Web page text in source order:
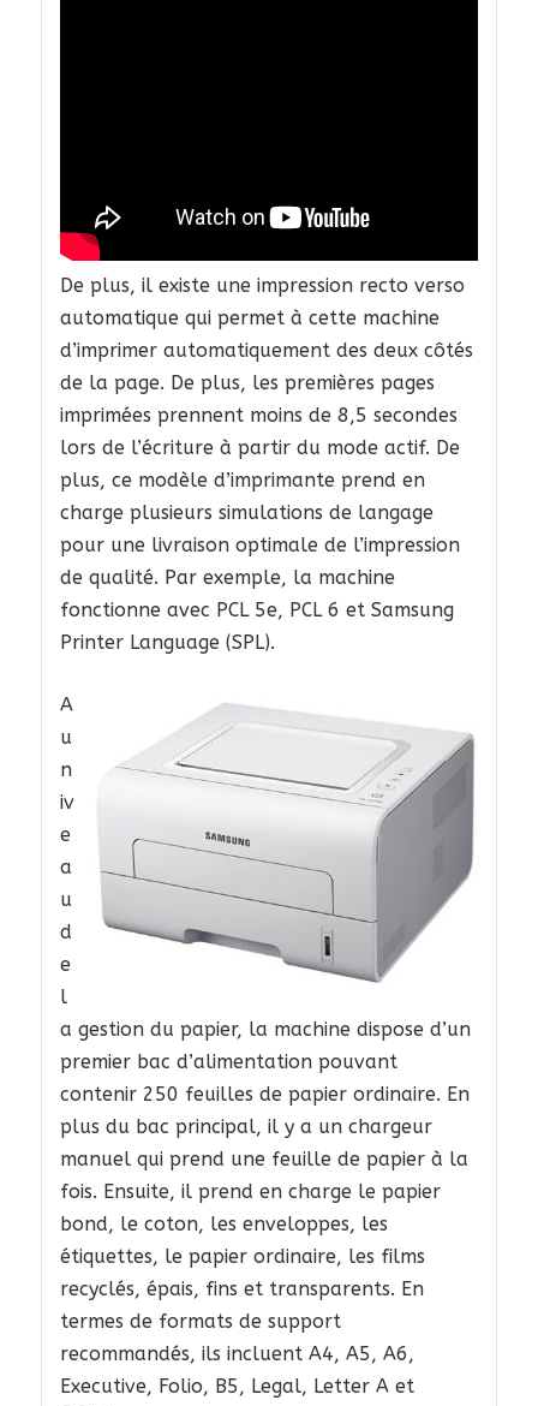
De plus, il existe une impression recto verso
automatique qui permet à cette machine
d’imprimer automatiquement des deux côtés
de la page. De plus, les premières pages
imprimées prennent moins de 8,5 secondes
lors de l’écriture à partir du mode actif. De
plus, ce modèle d’imprimante prend en
charge plusieurs simulations de langage
pour une livraison optimale de l’impression
de qualité. Par exemple, la machine
fonctionne avec PCL 5e, PCL 6 et Samsung
Printer Language (SPL).
A
u
n
iv
e
a
u
d
e
l
a gestion du papier, la machine dispose d’un
premier bac d’alimentation pouvant
contenir 250 feuilles de papier ordinaire. En
plus du bac principal, il y a un chargeur
manuel qui prend une feuille de papier à la
fois. Ensuite, il prend en charge le papier
bond, le coton, les enveloppes, les
étiquettes, le papier ordinaire, les films
recyclés, épais, fins et transparents. En
termes de formats de support
recommandés, ils incluent A4, A5, A6,
Executive, Folio, B5, Legal, Letter A et